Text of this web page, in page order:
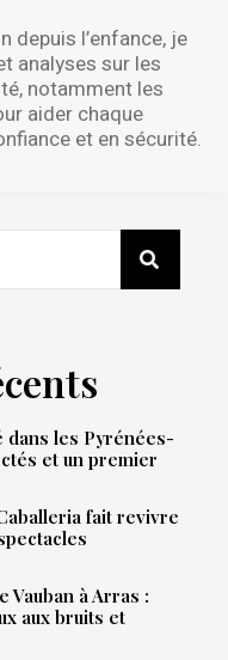
depuis l’enfance, je
analyses sur les
notamment les
aider chaque
et en sécurité.
dans les Pyrénées-
et un premier
fait revivre
Vauban à Arras :
aux bruits et